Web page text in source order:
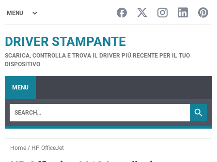
DRIVER STAMPANTE
SCARICA, CONTROLLA E TROVA IL DRIVER PIÙ RECENTE PER IL TUO
DISPOSITIVO
MENU
Home / HP OfficeJet